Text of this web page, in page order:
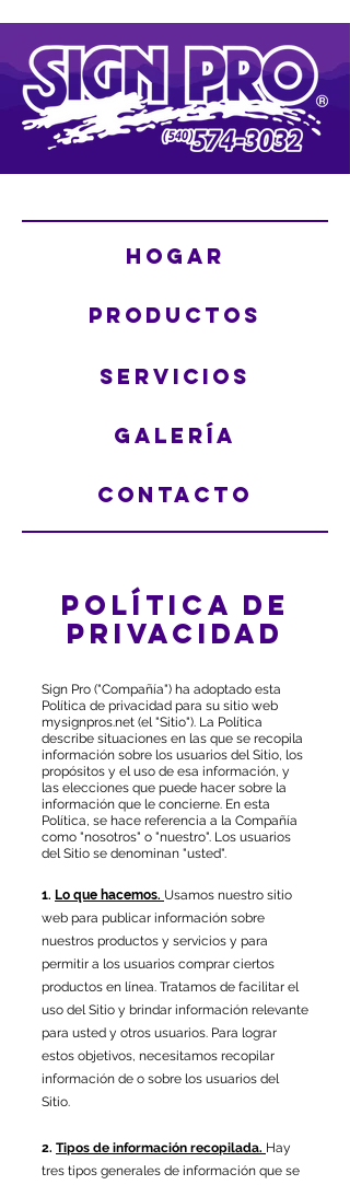
Hogar
Galería
Política de
privacidad
Sign Pro ("Compañía") ha adoptado esta
Política de privacidad para su sitio web
mysignpros.net (el "Sitio"). La Política
describe situaciones en las que se recopila
información sobre los usuarios del Sitio, los
propósitos y el uso de esa información, y
las elecciones que puede hacer sobre la
información que le concierne. En esta
Política, se hace referencia a la Compañía
como "nosotros" o "nuestro". Los usuarios
del Sitio se denominan "usted".
1. Lo que hacemos. Usamos nuestro sitio
web para publicar información sobre
nuestros productos y servicios y para
permitir a los usuarios comprar ciertos
productos en línea. Tratamos de facilitar el
uso del Sitio y brindar información relevante
para usted y otros usuarios. Para lograr
estos objetivos, necesitamos recopilar
información de o sobre los usuarios del
Sitio.
2. Tipos de información recopilada. Hay
tres tipos generales de información que se